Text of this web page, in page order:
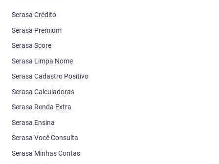
Serasa Crédito
Serasa Premium
Serasa Score
Serasa Limpa Nome
Serasa Cadastro Positivo
Serasa Calculadoras
Serasa Renda Extra
Serasa Ensina
Serasa Você Consulta
Serasa Minhas Contas